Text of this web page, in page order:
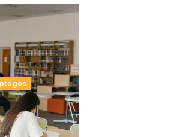
: une dérive
promesse